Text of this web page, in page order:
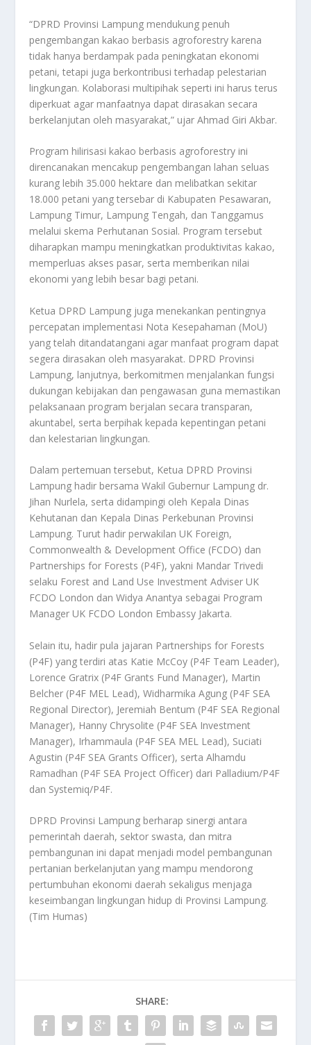
“DPRD Provinsi Lampung mendukung penuh
pengembangan kakao berbasis agroforestry karena
tidak hanya berdampak pada peningkatan ekonomi
petani, tetapi juga berkontribusi terhadap pelestarian
lingkungan. Kolaborasi multipihak seperti ini harus terus
diperkuat agar manfaatnya dapat dirasakan secara
berkelanjutan oleh masyarakat,” ujar Ahmad Giri Akbar.
Program hilirisasi kakao berbasis agroforestry ini
direncanakan mencakup pengembangan lahan seluas
kurang lebih 35.000 hektare dan melibatkan sekitar
18.000 petani yang tersebar di Kabupaten Pesawaran,
Lampung Timur, Lampung Tengah, dan Tanggamus
melalui skema Perhutanan Sosial. Program tersebut
diharapkan mampu meningkatkan produktivitas kakao,
memperluas akses pasar, serta memberikan nilai
ekonomi yang lebih besar bagi petani.
Ketua DPRD Lampung juga menekankan pentingnya
percepatan implementasi Nota Kesepahaman (MoU)
yang telah ditandatangani agar manfaat program dapat
segera dirasakan oleh masyarakat. DPRD Provinsi
Lampung, lanjutnya, berkomitmen menjalankan fungsi
dukungan kebijakan dan pengawasan guna memastikan
pelaksanaan program berjalan secara transparan,
akuntabel, serta berpihak kepada kepentingan petani
dan kelestarian lingkungan.
Dalam pertemuan tersebut, Ketua DPRD Provinsi
Lampung hadir bersama Wakil Gubernur Lampung dr.
Jihan Nurlela, serta didampingi oleh Kepala Dinas
Kehutanan dan Kepala Dinas Perkebunan Provinsi
Lampung. Turut hadir perwakilan UK Foreign,
Commonwealth & Development Office (FCDO) dan
Partnerships for Forests (P4F), yakni Mandar Trivedi
selaku Forest and Land Use Investment Adviser UK
FCDO London dan Widya Anantya sebagai Program
Manager UK FCDO London Embassy Jakarta.
Selain itu, hadir pula jajaran Partnerships for Forests
(P4F) yang terdiri atas Katie McCoy (P4F Team Leader),
Lorence Gratrix (P4F Grants Fund Manager), Martin
Belcher (P4F MEL Lead), Widharmika Agung (P4F SEA
Regional Director), Jeremiah Bentum (P4F SEA Regional
Manager), Hanny Chrysolite (P4F SEA Investment
Manager), Irhammaula (P4F SEA MEL Lead), Suciati
Agustin (P4F SEA Grants Officer), serta Alhamdu
Ramadhan (P4F SEA Project Officer) dari Palladium/P4F
dan Systemiq/P4F.
DPRD Provinsi Lampung berharap sinergi antara
pemerintah daerah, sektor swasta, dan mitra
pembangunan ini dapat menjadi model pembangunan
pertanian berkelanjutan yang mampu mendorong
pertumbuhan ekonomi daerah sekaligus menjaga
keseimbangan lingkungan hidup di Provinsi Lampung.
(Tim Humas)
SHARE: